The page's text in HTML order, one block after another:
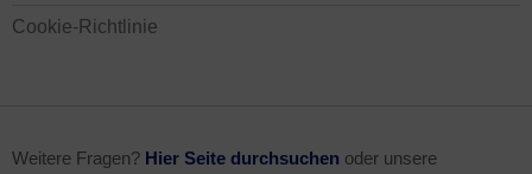
Cookie-Richtlinie
Weitere Fragen? Hier Seite durchsuchen oder unsere